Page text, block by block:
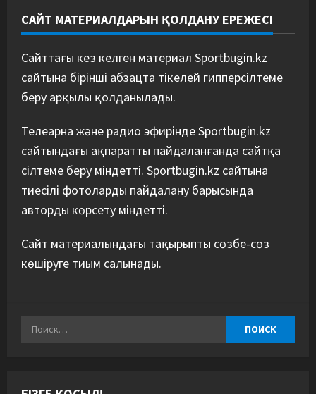
САЙТ МАТЕРИАЛДАРЫН ҚОЛДАНУ ЕРЕЖЕСІ
Сайттағы кез келген материал Sportbugin.kz
сайтына бірінші абзацта тікелей гипперсілтеме
беру арқылы қолданылады.
Телеарна және радио эфирінде Sportbugin.kz
сайтындағы ақпаратты пайдаланғанда сайтқа
сілтеме беру міндетті. Sportbugin.kz сайтына
тиесілі фотоларды пайдалану барысында
авторды көрсету міндетті.
Сайт материалындағы тақырыпты сөзбе-сөз
көшіруге тиым салынады.